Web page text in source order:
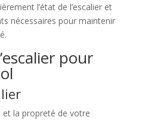
l’état de l’escalier et
nécessaires pour maintenir
pour
et la propreté de votre